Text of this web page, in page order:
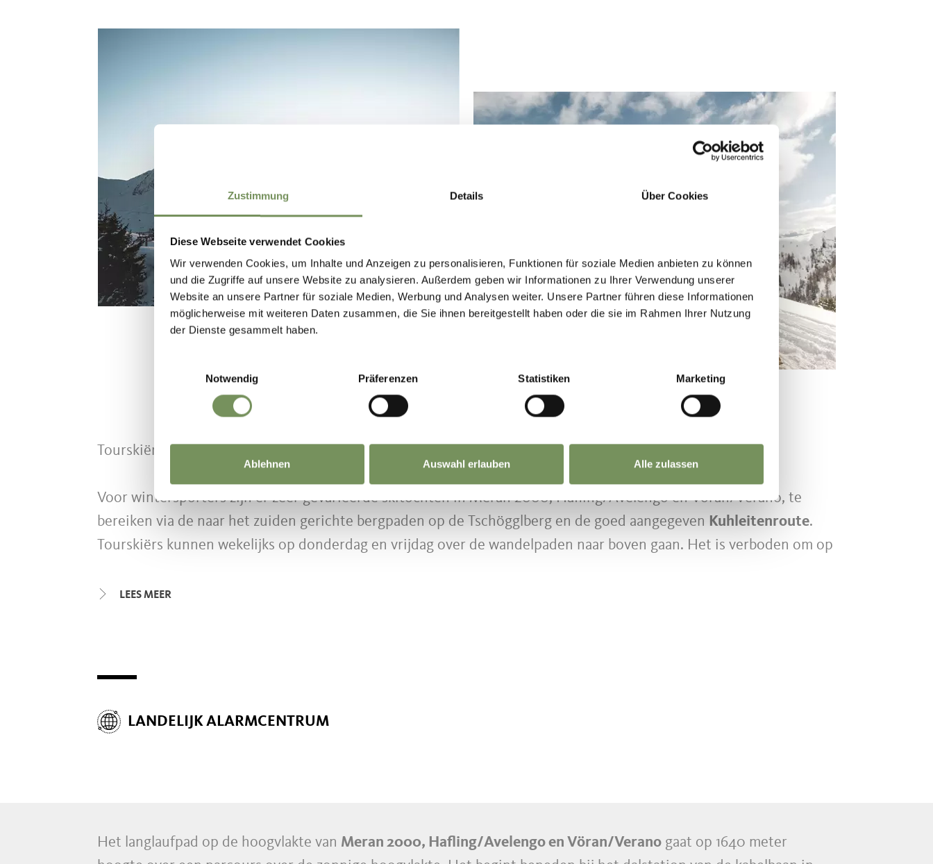
Zustimmung Details Über Cookies
Diese Webseite verwendet Cookies
Wir verwenden Cookies, um Inhalte und Anzeigen zu personalisieren, Funktionen für soziale Medien anbieten zu können
und die Zugriffe auf unsere Website zu analysieren. Außerdem geben wir Informationen zu Ihrer Verwendung unserer
Website an unsere Partner für soziale Medien, Werbung und Analysen weiter. Unsere Partner führen diese Informationen
möglicherweise mit weiteren Daten zusammen, die Sie ihnen bereitgestellt haben oder die sie im Rahmen Ihrer Nutzung
der Dienste gesammelt haben.
Notwendig
Präferenzen Statistiken Marketing
Ablehnen Auswahl erlauben Alle zulassen
Tourskiërs vinden in het skigebied Meran 2000 zowel gemiddelde als veeleisende routes.
Voor wintersporters zijn er zeer gevarieerde skitochten in Meran 2000, Hafling/Avelengo en Vöran/Verano, te
bereiken via de naar het zuiden gerichte bergpaden op de Tschögglberg en de goed aangegeven Kuhleitenroute.
Tourskiërs kunnen wekelijks op donderdag en vrijdag over de wandelpaden naar boven gaan. Het is verboden om op
LEES MEER
LANDELIJK ALARMCENTRUM
Het langlaufpad op de hoogvlakte van Meran 2000, Hafling/Avelengo en Vöran/Verano gaat op 1640 meter